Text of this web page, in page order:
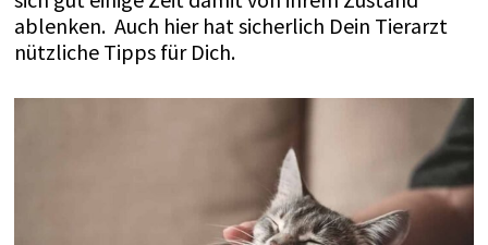
ablenken. Auch hier hat sicherlich Dein Tierarzt
nützliche Tipps für Dich.